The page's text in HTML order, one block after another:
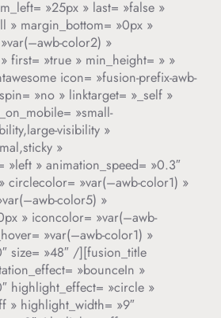
»25px » last= »false »
» margin_bottom= »0px »
color2) »
first= »true » min_height= » »
icon= »fusion-prefix-awb-
»no » linktarget= »_self »
»small-
visibility »
»
»left » animation_speed= »0.3″
circlecolor= »var(–awb-color1) »
color5) »
» iconcolor= »var(–awb-
»var(–awb-color1) »
size= »48″ /][fusion_title
»bounceIn »
highlight_effect= »circle »
» highlight_width= »9″